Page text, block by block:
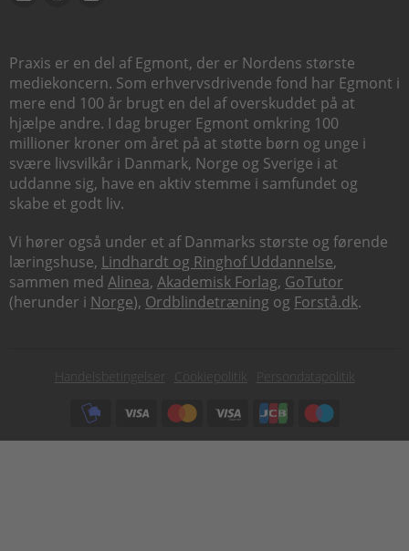
Praxis er en del af Egmont, der er Nordens største
mediekoncern. Som erhvervsdrivende fond har Egmont i
mere end 100 år brugt en del af overskuddet på at
hjælpe andre. I dag bruger Egmont omkring 100
millioner kroner om året på at støtte børn og unge i
svære livsvilkår i Danmark, Norge og Sverige i at
uddanne sig, have en aktiv stemme i samfundet og
skabe et godt liv.
Vi hører også under et af Danmarks største og førende
læringshuse, Lindhardt og Ringhof Uddannelse,
sammen med Alinea, Akademisk Forlag, GoTutor
(herunder i Norge), Ordblindetræning og Forstå.dk.
Subfooter
Handelsbetingelser Cookiepolitik
Persondatapolitik
Subfooter
payment
options